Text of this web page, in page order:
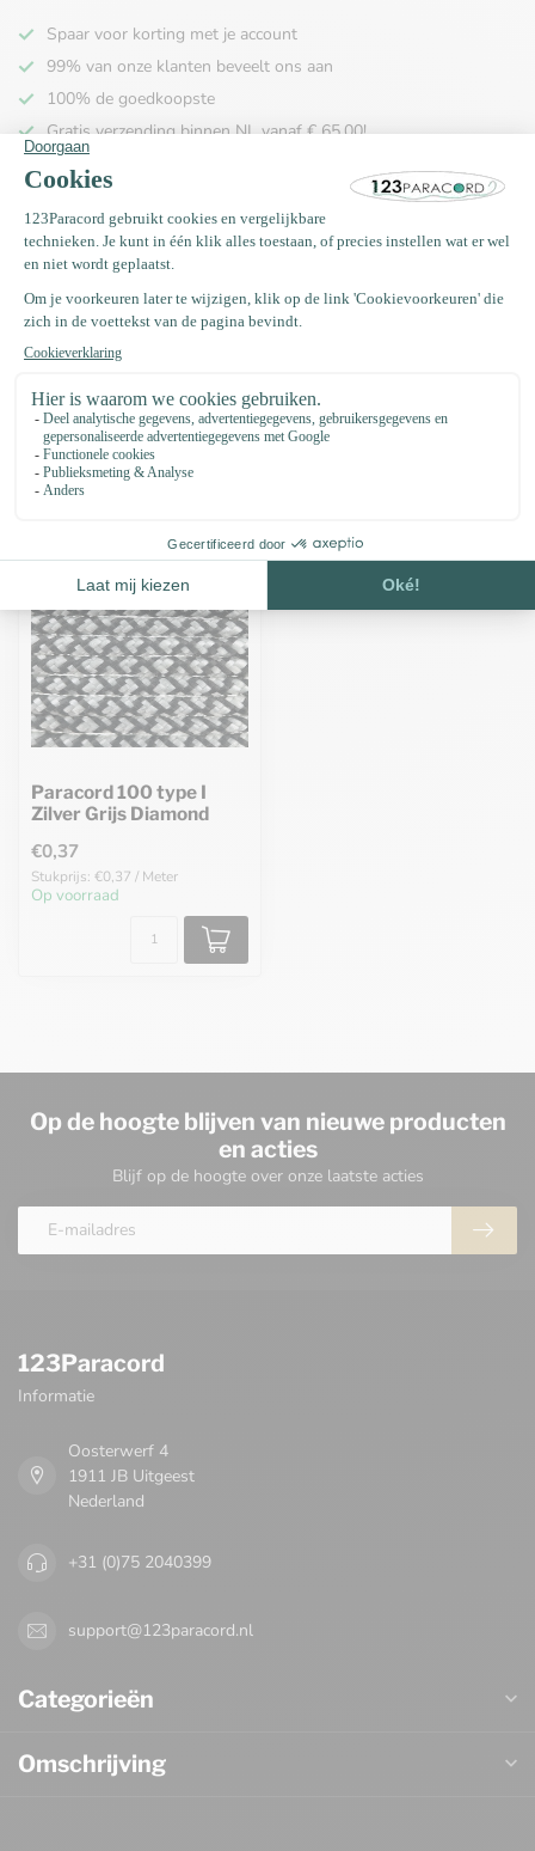
Spaar voor korting met je account
99% van onze klanten beveelt ons aan
100% de goedkoopste
Gratis verzending binnen NL vanaf € 65,00!
Deze kleur bestaat uit: Paracord 100 type I Zwart
Deze kleur bestaat uit: Paracord 100 type I Zilver Grijs
Productomschrijving
Specificaties
Recent bekeken
Paracord 100 type I
Zilver Grijs Diamond
€0,37
Stukprijs: €0,37 / Meter
Op voorraad
Op de hoogte blijven van nieuwe producten
en acties
Blijf op de hoogte over onze laatste acties
123Paracord
Informatie
Oosterwerf 4
1911 JB Uitgeest
Nederland
+31 (0)75 2040399
support@123paracord.nl
Categorieën
Omschrijving